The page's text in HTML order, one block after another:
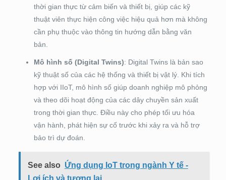
thời gian thực từ cảm biến và thiết bị, giúp các kỹ
thuật viên thực hiện công việc hiệu quả hơn mà không
cần phụ thuộc vào thông tin hướng dẫn bằng văn
bản.
Mô hình số (Digital Twins): Digital Twins là bản sao
kỹ thuật số của các hệ thống và thiết bị vật lý. Khi tích
hợp với IIoT, mô hình số giúp doanh nghiệp mô phỏng
và theo dõi hoạt động của các dây chuyền sản xuất
trong thời gian thực. Điều này cho phép tối ưu hóa
vận hành, phát hiện sự cố trước khi xảy ra và hỗ trợ
bảo trì dự đoán.
See also Ứng dụng IoT trong ngành Y tế -